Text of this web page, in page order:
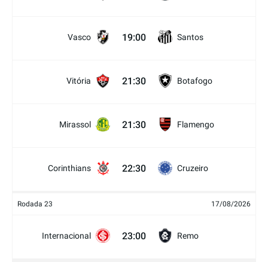
Vasco 19:00 Santos
Vitória 21:30 Botafogo
Mirassol 21:30 Flamengo
Corinthians 22:30 Cruzeiro
Rodada 23 17/08/2026
Internacional 23:00 Remo